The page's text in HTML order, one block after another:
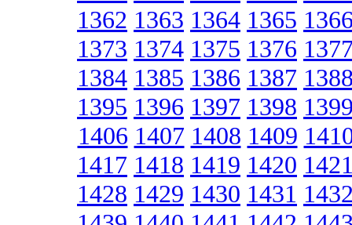
1362 1363 1364 1365
1373 1374 1375 1376
1384 1385 1386 1387
1395 1396 1397 1398
1406 1407 1408 1409
1417 1418 1419 1420
1428 1429 1430 1431